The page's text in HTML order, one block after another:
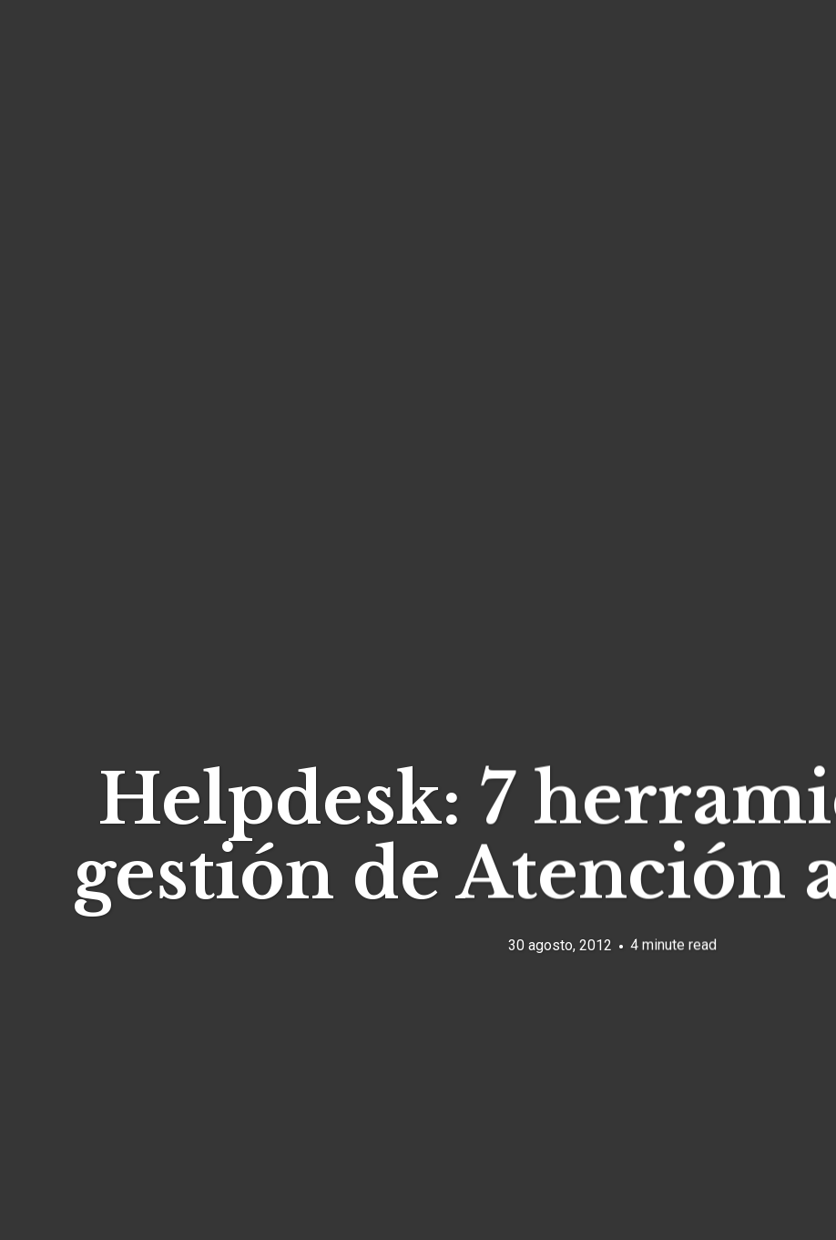
Helpdesk: 7
gestión de Atención
30 agosto, 2012 4 minute read